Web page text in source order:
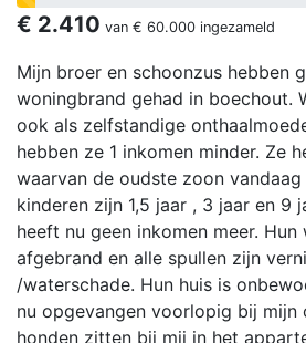
€ 2.410 van € 60.000 ingezameld
Mijn broer en schoonzus hebben
woningbrand gehad in boechout.
ook als zelfstandige
hebben ze 1 inkomen minder. Ze
waarvan de oudste zoon
kinderen zijn 1,5 jaar , 3 jaar en 9
heeft nu geen inkomen meer. Hun
afgebrand en alle spullen zijn
/waterschade. Hun huis is
nu opgevangen voorlopig bij mijn
honden zitten bij mij in het